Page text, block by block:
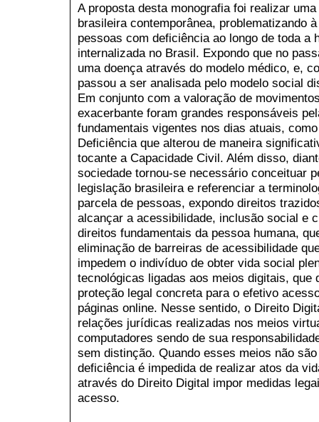
A proposta desta monografia foi realizar
brasileira contemporânea, problematizando
pessoas com deficiência ao longo de toda a
internalizada no Brasil. Expondo que no
uma doença através do modelo médico, e,
passou a ser analisada pelo modelo social
Em conjunto com a valoração de
exacerbante foram grandes responsáveis
fundamentais vigentes nos dias atuais,
Deficiência que alterou de maneira
tocante a Capacidade Civil. Além disso,
sociedade tornou-se necessário conceituar
legislação brasileira e referenciar a
parcela de pessoas, expondo direitos
alcançar a acessibilidade, inclusão social e
direitos fundamentais da pessoa humana,
eliminação de barreiras de acessibilidade
impedem o indivíduo de obter vida social
tecnológicas ligadas aos meios digitais, que
proteção legal concreta para o efetivo
páginas online. Nesse sentido, o Direito
relações jurídicas realizadas nos meios
computadores sendo de sua
sem distinção. Quando esses meios não
deficiência é impedida de realizar atos da
através do Direito Digital impor medidas
acesso.